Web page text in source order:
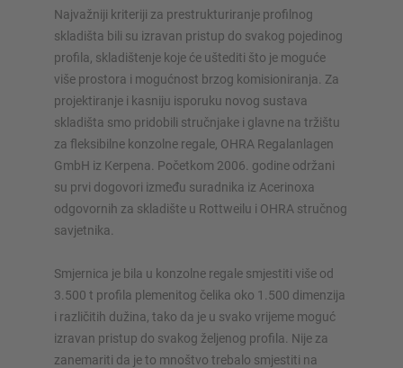
Najvažniji kriteriji za prestrukturiranje profilnog
skladišta bili su izravan pristup do svakog pojedinog
profila, skladištenje koje će uštediti što je moguće
više prostora i mogućnost brzog komisioniranja. Za
projektiranje i kasniju isporuku novog sustava
skladišta smo pridobili stručnjake i glavne na tržištu
za fleksibilne konzolne regale, OHRA Regalanlagen
GmbH iz Kerpena. Početkom 2006. godine održani
su prvi dogovori između suradnika iz Acerinoxa
odgovornih za skladište u Rottweilu i OHRA stručnog
savjetnika.
Smjernica je bila u konzolne regale smjestiti više od
3.500 t profila plemenitog čelika oko 1.500 dimenzija
i različitih dužina, tako da je u svako vrijeme moguć
izravan pristup do svakog željenog profila. Nije za
zanemariti da je to mnoštvo trebalo smjestiti na